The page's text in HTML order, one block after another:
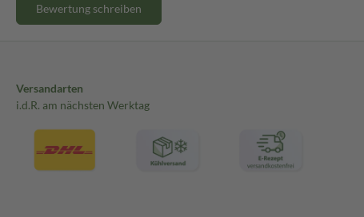
Bewertung schreiben
Versandarten
i.d.R. am nächsten Werktag